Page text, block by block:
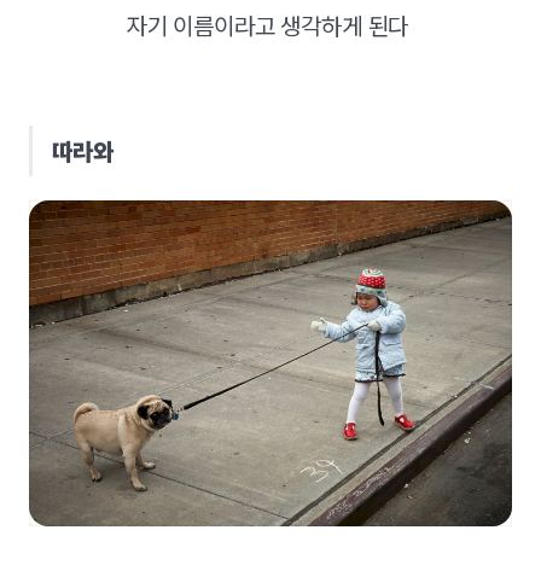
자기 이름이라고 생각하게 된다
따라와